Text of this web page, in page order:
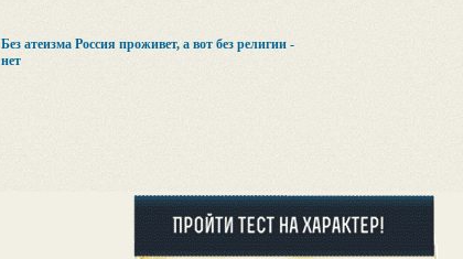
Без атеизма Россия проживет, а вот без религии -
нет